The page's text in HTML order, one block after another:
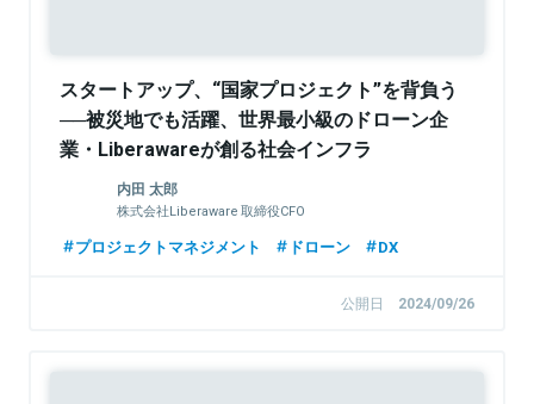
スタートアップ、“国家プロジェクト”を背負う
──被災地でも活躍、世界最小級のドローン企
業・Liberawareが創る社会インフラ
内田 太郎
株式会社Liberaware 取締役CFO
プロジェクトマネジメント ドローン DX
公開日 2024/09/26